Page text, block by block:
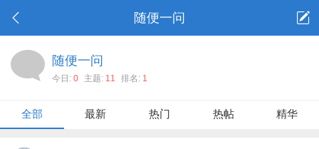
随便一问
随便一问
今日: 0 主题: 11 排名: 1
全部 最新 热门 热帖 精华